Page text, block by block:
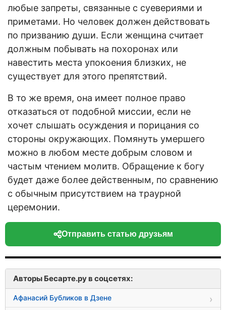
любые запреты, связанные с суевериями и
приметами. Но человек должен действовать
по призванию души. Если женщина считает
должным побывать на похоронах или
навестить места упокоения близких, не
существует для этого препятствий.
В то же время, она имеет полное право
отказаться от подобной миссии, если не
хочет слышать осуждения и порицания со
стороны окружающих. Помянуть умершего
можно в любом месте добрым словом и
частым чтением молитв. Обращение к богу
будет даже более действенным, по сравнению
с обычным присутствием на траурной
церемонии.
Отправить статью друзьям
Авторы Бесарте.ру в соцсетях:
Афанасий Бубликов в Дзене